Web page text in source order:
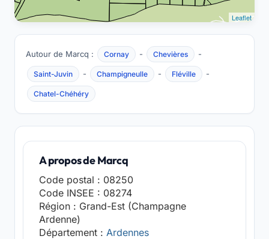
Leaflet
Autour de Marcq : Cornay - Chevières -
Saint-Juvin - Champigneulle - Fléville -
Chatel-Chéhéry
A propos de Marcq
Code postal : 08250
Code INSEE : 08274
Région : Grand-Est (Champagne
Ardenne)
Département : Ardennes